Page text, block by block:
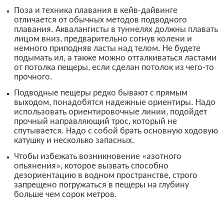
Поза и техника плавания в кейв-дайвинге
отличается от обычных методов подводного
плавания. Аквалангисты в туннелях должны плавать
лицом вниз, предварительно согнув колени и
немного приподняв ласты над телом. Не будете
подымать ил, а также можно отталкиваться ластами
от потолка пещеры, если сделан потолок из чего-то
прочного.
Подводные пещеры редко бывают с прямым
выходом, понадобятся надежные ориентиры. Надо
использовать ориентировочные линии, подойдет
прочный направляющий трос, который не
спутывается. Надо с собой брать основную ходовую
катушку и несколько запасных.
Чтобы избежать возникновение «азотного
опьянения», которое вызвать способно
дезориентацию в водном пространстве, строго
запрещено погружаться в пещеры на глубину
больше чем сорок метров.